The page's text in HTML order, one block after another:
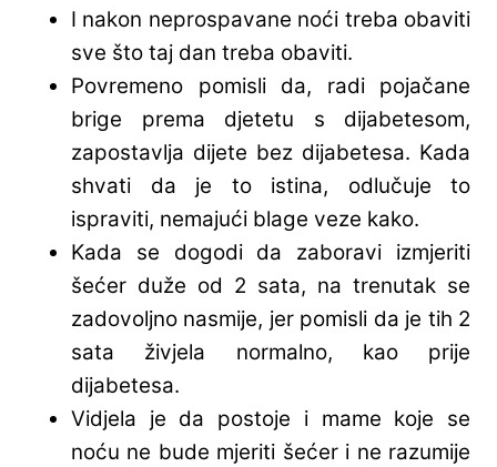
I nakon neprospavane noći treba obaviti
sve što taj dan treba obaviti.
Povremeno pomisli da, radi pojačane
brige prema djetetu s dijabetesom,
zapostavlja dijete bez dijabetesa. Kada
shvati da je to istina, odlučuje to
ispraviti, nemajući blage veze kako.
Kada se dogodi da zaboravi izmjeriti
šećer duže od 2 sata, na trenutak se
zadovoljno nasmije, jer pomisli da je tih 2
sata živjela normalno, kao prije
dijabetesa.
Vidjela je da postoje i mame koje se
noću ne bude mjeriti šećer i ne razumije